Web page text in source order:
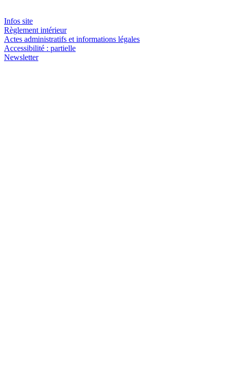
Infos site
Règlement intérieur
Actes administratifs et informations légales
Accessibilité : partielle
Newsletter